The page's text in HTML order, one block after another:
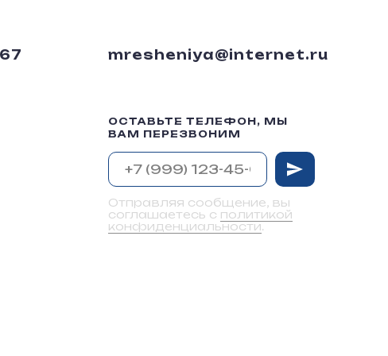
mresheniya@internet.ru
ОСТАВЬТЕ ТЕЛЕФОН, МЫ
ВАМ ПЕРЕЗВОНИМ
Отправляя сообщение, вы
соглашаетесь с политикой
конфиденциальности.